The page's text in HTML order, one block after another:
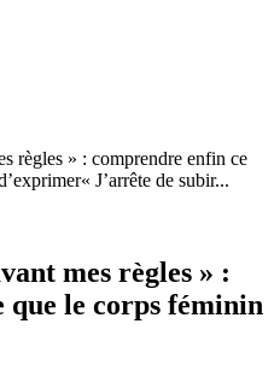
règles » : comprendre enfin ce
« J’arrête de subir...
mes règles » :
que le corps féminin